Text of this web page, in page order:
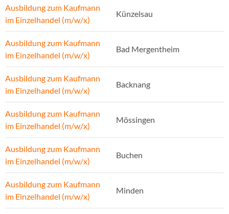
Ausbildung zum Kaufmann
im Einzelhandel (m/w/x)
Künzelsau
Ausbildung zum Kaufmann
im Einzelhandel (m/w/x)
Bad Mergentheim
Ausbildung zum Kaufmann
im Einzelhandel (m/w/x)
Backnang
Ausbildung zum Kaufmann
im Einzelhandel (m/w/x)
Mössingen
Ausbildung zum Kaufmann
im Einzelhandel (m/w/x)
Buchen
Ausbildung zum Kaufmann
im Einzelhandel (m/w/x)
Minden